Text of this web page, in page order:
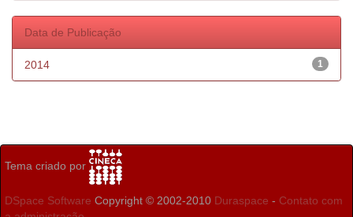
Data de Publicação
1
2014
Tema criado por
DSpace Software Copyright © 2002-2010 Duraspace - Contato com